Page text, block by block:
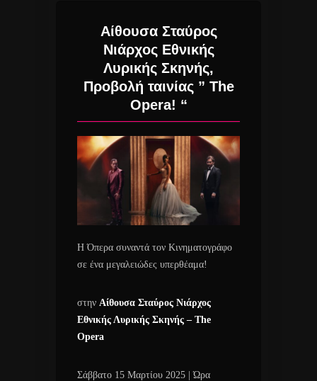
Αίθουσα Σταύρος
Νιάρχος Εθνικής
Λυρικής Σκηνής,
Προβολή ταινίας ” The
Opera! “
Η Όπερα συναντά τον Κινηματογράφο
σε ένα μεγαλειώδες υπερθέαμα!
στην Αίθουσα Σταύρος Νιάρχος
Εθνικής Λυρικής Σκηνής – The
Opera
Σάββατο 15 Μαρτίου 2025 | Ώρα